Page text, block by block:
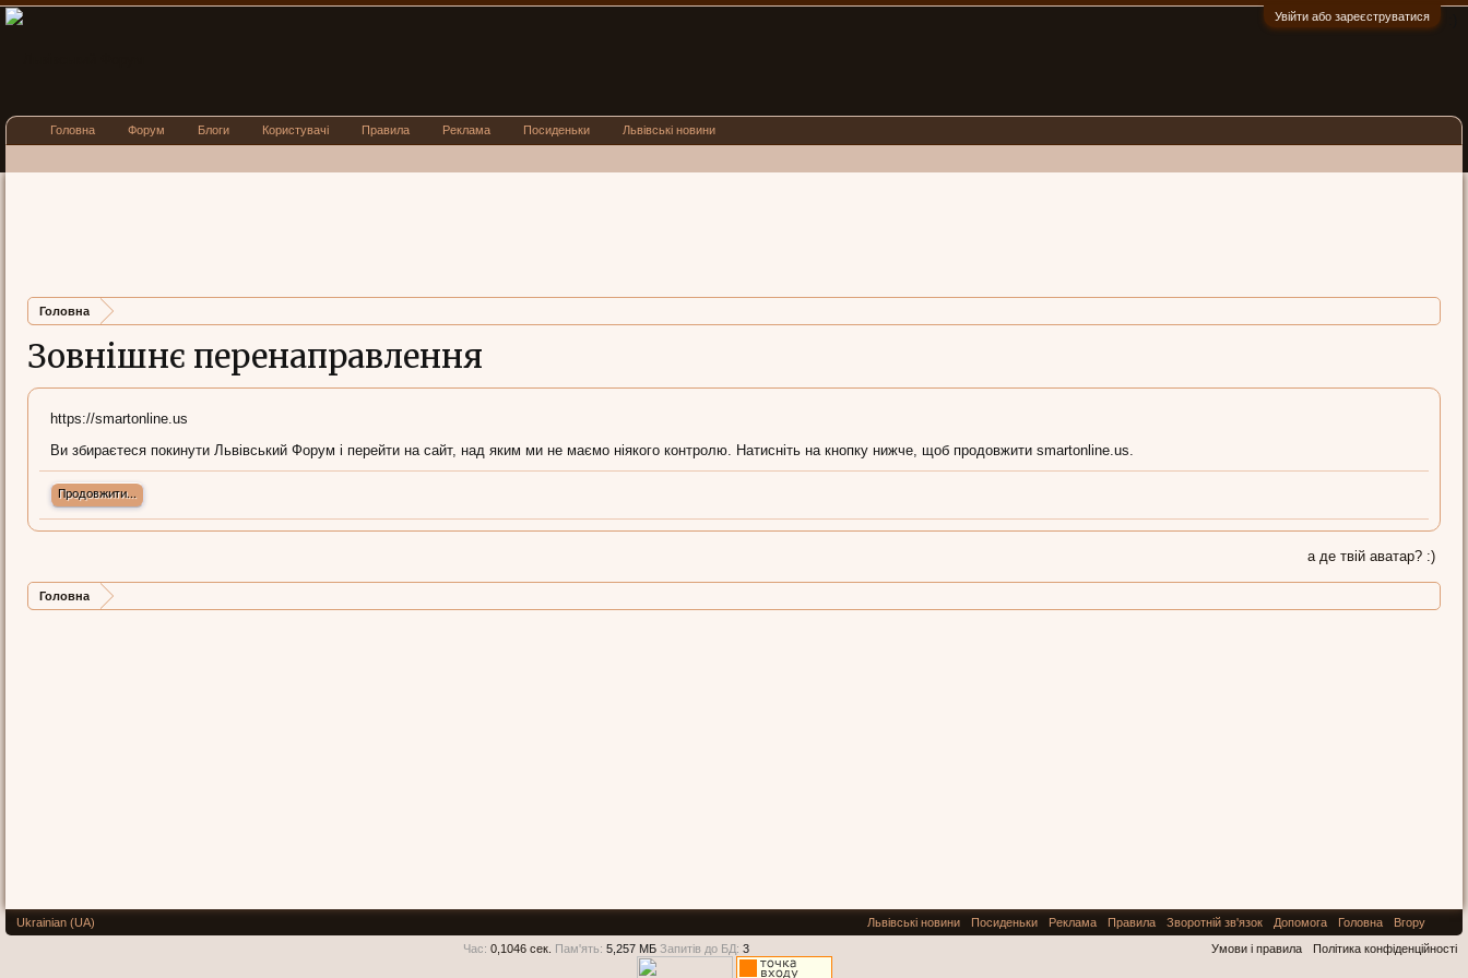
Увійти або зареєструватися
Головна
Зовнішнє перенаправлення
https://smartonline.us
Ви збираєтеся покинути Львівський Форум і перейти на сайт, над яким ми не маємо ніякого контролю. Натисніть на кнопку нижче, щоб продовжити smartonline.us.
Продовжити...
а де твій аватар? :)
Головна
Головна Форум Блоги Користувачі Правила Реклама Посиденьки Львівські новини
Ukrainian (UA) Львівські новини Посиденьки Реклама Правила Зворотній зв'язок Допомога Головна
Вгору
Умови і правила
Політика конфіденційності
Час: 0,1046 сек. Пам'ять: 5,257 МБ Запитів до БД: 3